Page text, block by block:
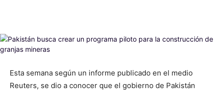
Esta semana según un informe publicado en el medio
Reuters, se dio a conocer que el gobierno de Pakistán